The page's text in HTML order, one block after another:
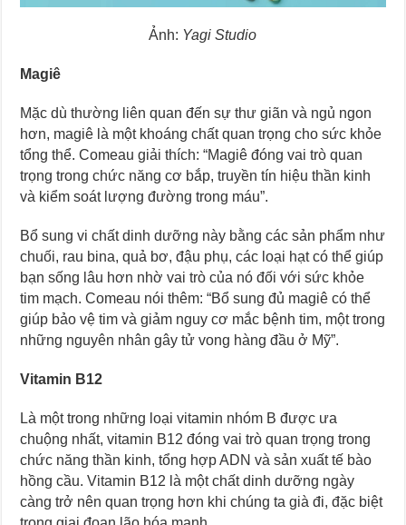
Ảnh: Yagi Studio
Magiê
Mặc dù thường liên quan đến sự thư giãn và ngủ ngon
hơn, magiê là một khoáng chất quan trọng cho sức khỏe
tổng thể. Comeau giải thích: “Magiê đóng vai trò quan
trọng trong chức năng cơ bắp, truyền tín hiệu thần kinh
và kiểm soát lượng đường trong máu”.
Bổ sung vi chất dinh dưỡng này bằng các sản phẩm như
chuối, rau bina, quả bơ, đậu phụ, các loại hạt có thể giúp
bạn sống lâu hơn nhờ vai trò của nó đối với sức khỏe
tim mạch. Comeau nói thêm: “Bổ sung đủ magiê có thể
giúp bảo vệ tim và giảm nguy cơ mắc bệnh tim, một trong
những nguyên nhân gây tử vong hàng đầu ở Mỹ”.
Vitamin B12
Là một trong những loại vitamin nhóm B được ưa
chuộng nhất, vitamin B12 đóng vai trò quan trọng trong
chức năng thần kinh, tổng hợp ADN và sản xuất tế bào
hồng cầu. Vitamin B12 là một chất dinh dưỡng ngày
càng trở nên quan trọng hơn khi chúng ta già đi, đặc biệt